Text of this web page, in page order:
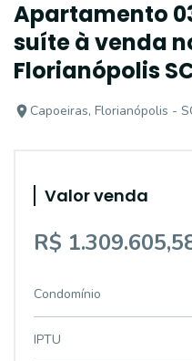
Apartamento
suíte à venda
Florianópolis
Capoeiras, Florianópolis -
Valor venda
R$
Condomínio
IPTU